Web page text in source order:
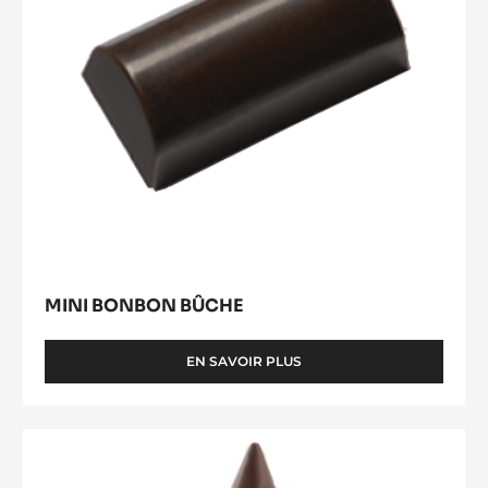
MINI BONBON BÛCHE
EN SAVOIR PLUS
-